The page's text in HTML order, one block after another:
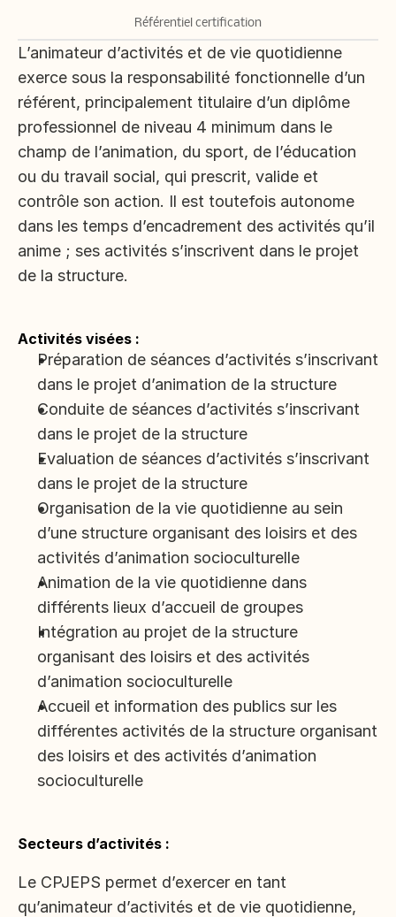
Référentiel certification
L’animateur d’activités et de vie quotidienne
exerce sous la responsabilité fonctionnelle d’un
référent, principalement titulaire d’un diplôme
professionnel de niveau 4 minimum dans le
champ de l’animation, du sport, de l’éducation
ou du travail social, qui prescrit, valide et
contrôle son action. Il est toutefois autonome
dans les temps d’encadrement des activités qu’il
anime ; ses activités s’inscrivent dans le projet
de la structure.
Activités visées :
Préparation de séances d’activités s’inscrivant
dans le projet d’animation de la structure
Conduite de séances d’activités s’inscrivant
dans le projet de la structure
Evaluation de séances d’activités s’inscrivant
dans le projet de la structure
Organisation de la vie quotidienne au sein
d’une structure organisant des loisirs et des
activités d’animation socioculturelle
Animation de la vie quotidienne dans
différents lieux d’accueil de groupes
Intégration au projet de la structure
organisant des loisirs et des activités
d’animation socioculturelle
Accueil et information des publics sur les
différentes activités de la structure organisant
des loisirs et des activités d’animation
socioculturelle
Secteurs d’activités :
Le CPJEPS permet d’exercer en tant
qu’animateur d’activités et de vie quotidienne,